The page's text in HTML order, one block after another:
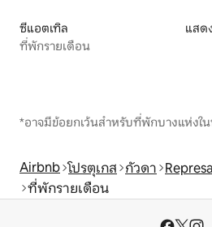
ซีแอตเทิล
ที่พักรายเดือน
แสด
*อาจมีข้อยกเว้นสำหรับที่พักบางแห่งใ
Airbnb โปรตุเกส กัวดา
ที่พักรายเดือน